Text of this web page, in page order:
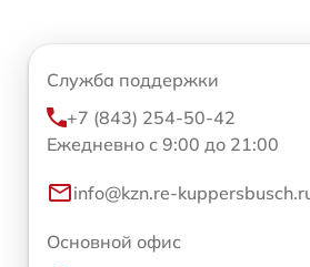
Служба поддержки
+7 (843) 254-50-42
Ежедневно с 9:00 до 21:00
info@kzn.re-
Основной офис